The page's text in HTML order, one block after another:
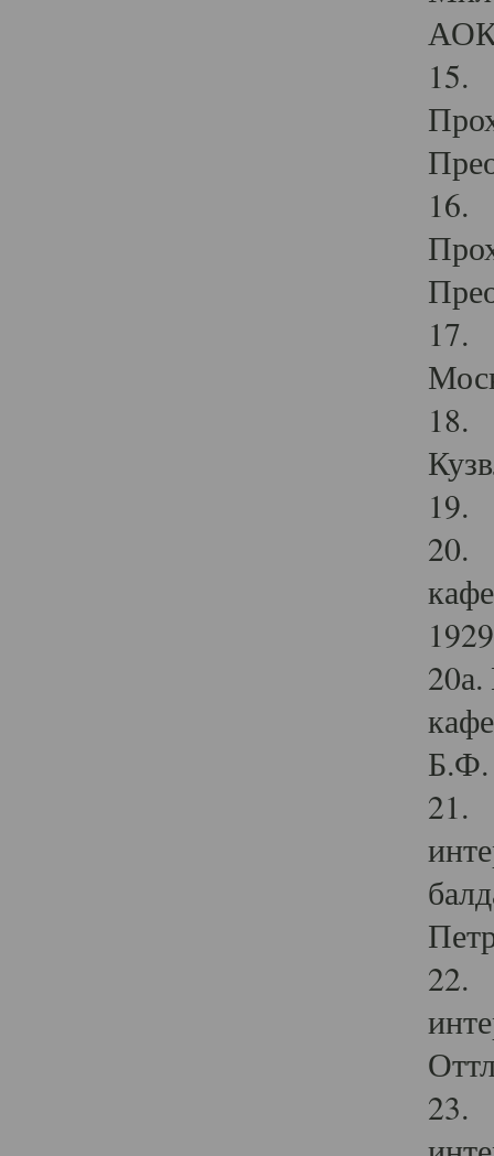
15.
16.
17.
18.
19.
20.
Б.Ф.
21.
22.
23.